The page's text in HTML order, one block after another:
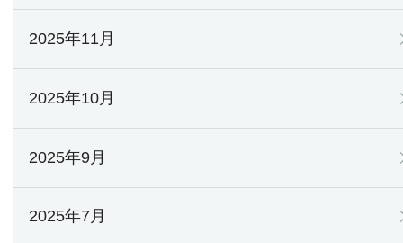
2025年11月
2025年10月
2025年9月
2025年7月